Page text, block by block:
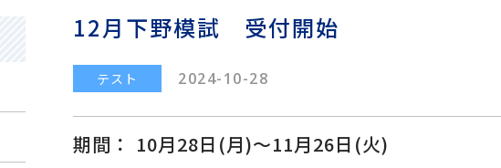
12月下野模試 受付開始
テスト 2024-10-28
期間： 10月28日(月)〜11月26日(火)